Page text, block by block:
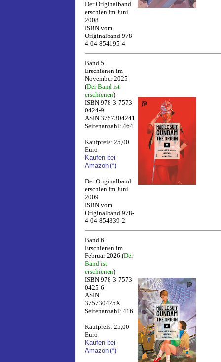
Der Originalband
erschien im Juni
2008
ISBN vom
Originalband 978-
4-04-854195-4
Band 5
Erschienen im
November 2025
(Der Band ist
erschienen)
ISBN 978-3-7573-
0424-9
ASIN 3757304241
Seitenanzahl: 464
Kaufpreis: 25,00
Euro
Kaufen bei
Amazon (*)
Der Originalband
erschien im Juni
2009
ISBN vom
Originalband 978-
4-04-854339-2
Band 6
Erschienen im
Februar 2026 (Der
Band ist
erschienen)
ISBN 978-3-7573-
0425-6
ASIN
375730425X
Seitenanzahl: 416
Kaufpreis: 25,00
Euro
Kaufen bei
Amazon (*)